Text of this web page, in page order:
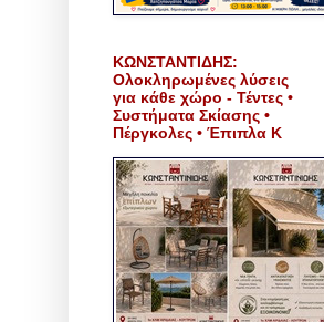
ΚΩΝΣΤΑΝΤΙΔΗΣ:
Ολοκληρωμένες λύσεις
για κάθε χώρο - Τέντες •
Συστήματα Σκίασης •
Πέργκολες • Έπιπλα Κ